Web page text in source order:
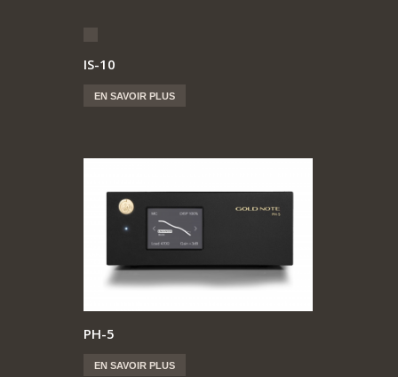
IS-10
EN SAVOIR PLUS
PH-5
EN SAVOIR PLUS